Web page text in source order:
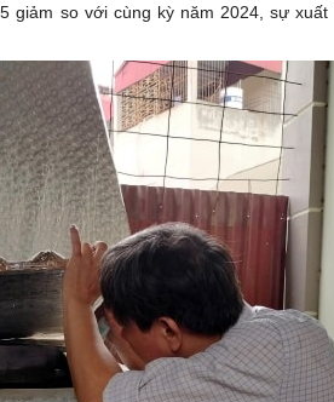
giảm so với cùng kỳ năm 2024, sự